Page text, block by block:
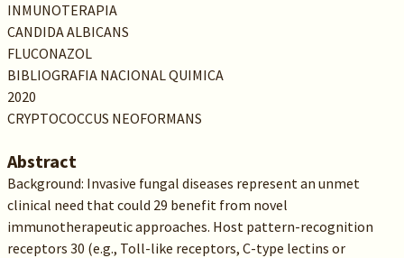
INMUNOTERAPIA
CANDIDA ALBICANS
FLUCONAZOL
BIBLIOGRAFIA NACIONAL QUIMICA
2020
CRYPTOCOCCUS NEOFORMANS
Abstract
Background: Invasive fungal diseases represent an unmet
clinical need that could 29 benefit from novel
immunotherapeutic approaches. Host pattern-recognition
receptors 30 (e.g., Toll-like receptors, C-type lectins or